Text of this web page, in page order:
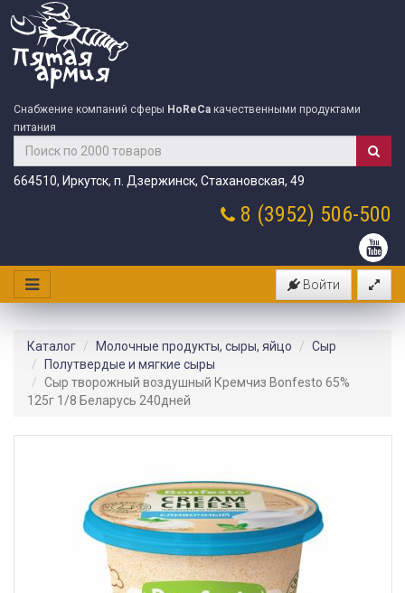
Снабжение компаний сферы HoReCa качественными продуктами
питания
664510, Иркутск, п. Дзержинск, Стахановская, 49
8 (3952) 506-500
Войти
Каталог Молочные продукты, сыры, яйцо
Сыр
Полутвердые и мягкие сыры
Сыр творожный воздушный Кремчиз Bonfesto 65%
125г 1/8 Беларусь 240дней